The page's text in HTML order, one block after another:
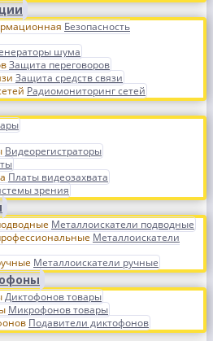
Безопасность
шума
Защита переговоров
Защита средств связи
Радиомониторинг сетей
Видеорегистраторы
Платы видеозахвата
зрения
Металлоискатели подводные
Металлоискатели
Металлоискатели ручные
Диктофонов товары
Микрофонов товары
Подавители диктофонов